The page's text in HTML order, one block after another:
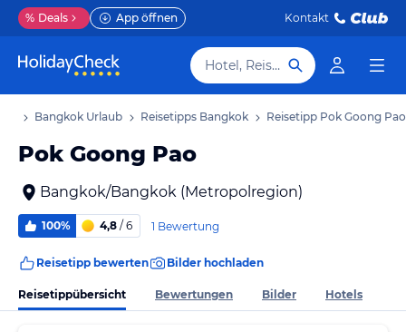
% Deals App öffnen Kontakt
Hotel, Reiseziel
Bangkok Urlaub Reisetipps Bangkok Reisetipp Pok Goong Pao
Pok Goong Pao
Bangkok/Bangkok (Metropolregion)
100% 4,8 / 6 1 Bewertung
Reisetipp bewerten Bilder hochladen
Reisetippübersicht Bewertungen Bilder Hotels